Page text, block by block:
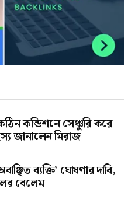
কন্ডিশনে সেঞ্চুরি করে
জানালেন মিরাজ
ব্যক্তি’ ঘোষণার দাবি,
বেলেম